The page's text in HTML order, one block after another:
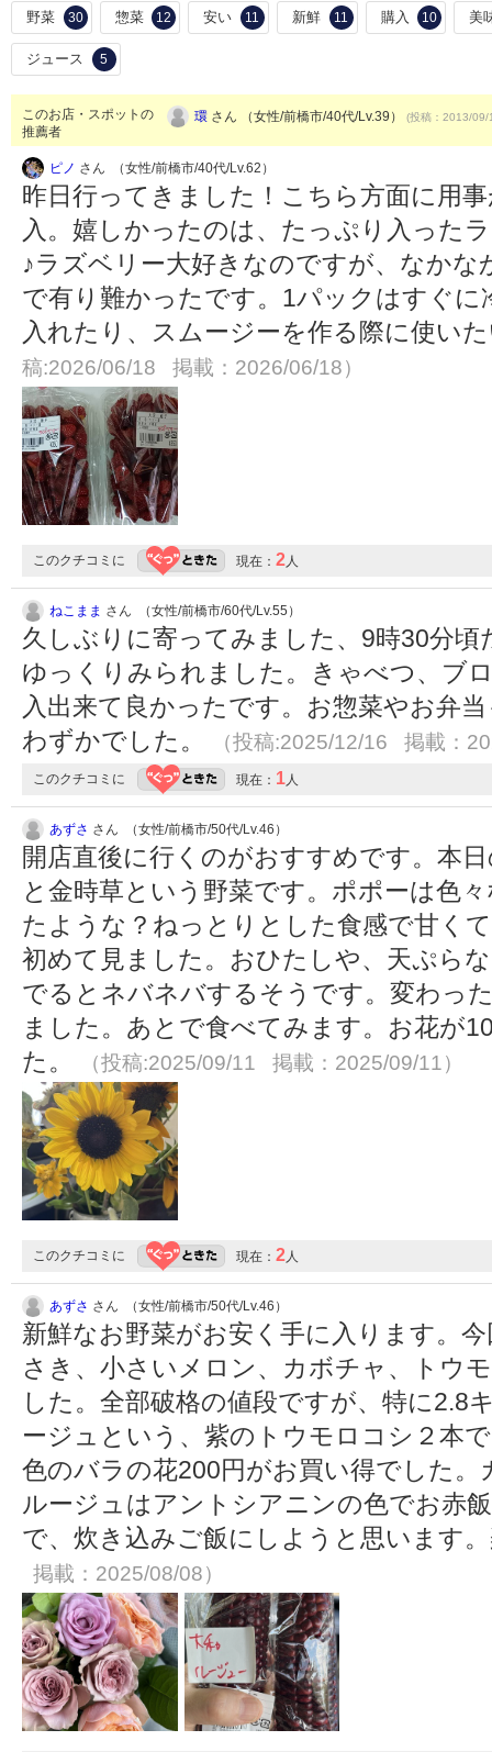
野菜 30 惣菜 12 安い 11 新鮮 11 購入 10 美
ジュース 5
このお店・スポットの
推薦者
環 さん （女性/前橋市/40代/Lv.39） (投稿：2013/
ピノ さん （女性/前橋市/40代/Lv.62）
昨日行ってきました！こちら方面に用
入。嬉しかったのは、たっぷり入った
♪ラズベリー大好きなのですが、なか
で有り難かったです。1パックはすぐ
入れたり、スムージーを作る際に使い
稿:2026/06/18 掲載：2026/06/18）
このクチコミに 現在： 2人
ねこまま さん （女性/前橋市/60代/Lv.55）
久しぶりに寄ってみました、9時30分
ゆっくりみられました。きゃべつ、ブ
入出来て良かったです。お惣菜やお弁
わずかでした。
（投稿:2025/12/16 掲載：
このクチコミに 現在： 1人
あずさ さん （女性/前橋市/50代/Lv.46）
開店直後に行くのがおすすめです。本
と金時草という野菜です。ポポーは色
たような？ねっとりとした食感で甘く
初めて見ました。おひたしや、天ぷら
でるとネバネバするそうです。変わっ
ました。あとで食べてみます。お花が
た。
（投稿:2025/09/11 掲載：2025/09/11）
このクチコミに 現在： 2人
あずさ さん （女性/前橋市/50代/Lv.46）
新鮮なお野菜がお安く手に入ります。
さき、小さいメロン、カボチャ、トウ
した。全部破格の値段ですが、特に2.8
ージュという、紫のトウモロコシ２本
色のバラの花200円がお買い得でした
ルージュはアントシアニンの色でお赤
で、炊き込みご飯にしようと思います
掲載：2025/08/08）